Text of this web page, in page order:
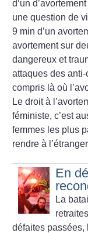
d’un
une question de
9 min d’un
avortement sur
dangereux et
attaques des
compris là où
Le droit à
féministe, c’est
femmes les plus
rendre à
En
La
défaites passées,